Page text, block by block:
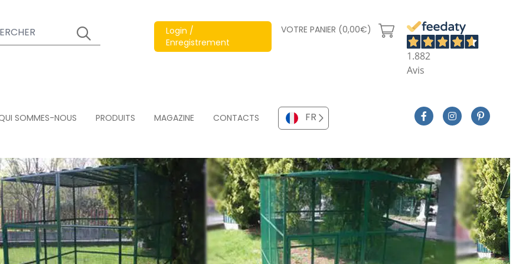
Login /
Enregistrement
VOTRE PANIER (0,00€)
1.882
Avis
SOMMES-NOUS PRODUITS MAGAZINE CONTACTS FR